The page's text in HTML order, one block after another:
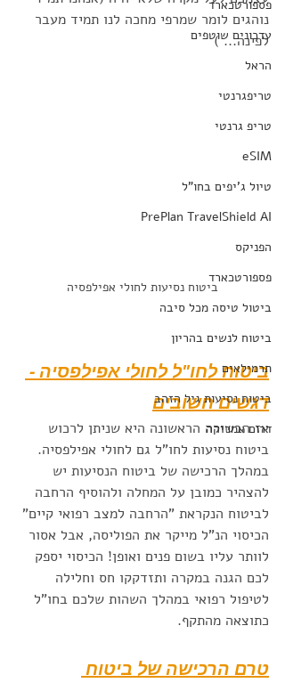
פספורטכארד
עדכונים שוטפים
הראל
טריפגרנטי
טריפ גרנטי
eSIM
טיול ג'יפים בחו"ל
PrePlan TravelShield AI
הפניקס
פספורטכארד
ביטול טיסה מכל סיבה
ביטוח לנשים בהריון
תרמילאים
ביטוח נסיעות גיל הזהב
דרום אמריקה
נוהגים לומר שמרפי מחכה לנו תמיד מעבר
לפינה... )
ביטוח נסיעות לחולי אפילפסיה
ביטוח לחו"ל לחולי אפילפסיה -
דגשים חשובים
אז הבשורה הראשונה היא שניתן לרכוש
ביטוח נסיעות לחו"ל גם לחולי אפילפסיה.
במהלך הרכישה של ביטוח הנסיעות יש
להצהיר כמובן על המחלה ולהוסיף הרחבה
לביטוח הנקראת "הרחבה למצב רפואי קיים"
הכיסוי הנ"ל מייקר את הפוליסה, אבל אסור
לוותר עליו בשום פנים ואופן! הכיסוי יספק
לכם הגנה במקרה ותזדקקו חס וחלילה
לטיפול רפואי במהלך השהות שלכם בחו"ל
כתוצאה מהתקף.
טרם הרכישה של ביטוח